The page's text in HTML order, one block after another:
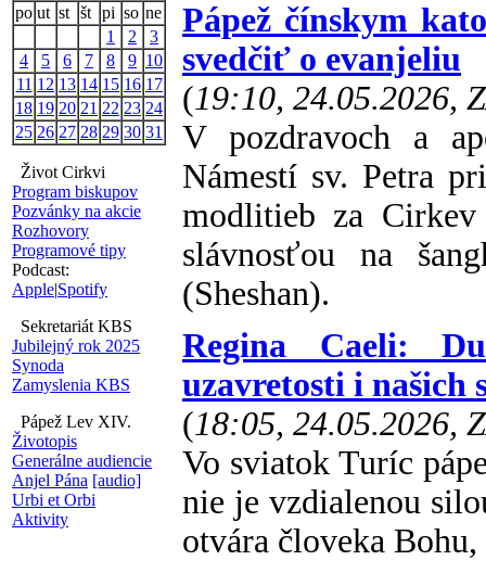
po ut st št pi so ne
1
2
3
4
5 6 7 8 9 10
11 12 13 14 15 16 17
18 19 20 21 22 23 24
25 26 27 28 29 30 31
Život Cirkvi
Program biskupov
Pozvánky na akcie
Rozhovory
Programové tipy
Podcast:
Apple|Spotify
Sekretariát KBS
Jubilejný rok 2025
Synoda
Zamyslenia KBS
Pápež Lev XIV.
Životopis
Generálne audiencie
Anjel Pána [audio]
Urbi et Orbi
Aktivity
Pápež čínskym
svedčiť o evanjeliu
(19:10, 24.05.2026,
V pozdravoch a
Námestí sv. Petra
modlitieb za
slávnosťou na
(Sheshan).
Regina Caeli:
uzavretosti i našich
(18:05, 24.05.2026,
Vo sviatok Turíc
nie je vzdialenou
otvára človeka